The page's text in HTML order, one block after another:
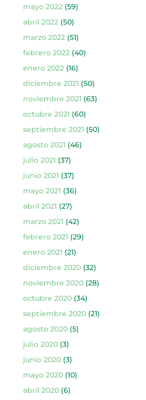
mayo 2022(59)
abril 2022(50)
marzo 2022(51)
febrero 2022(40)
enero 2022(16)
diciembre 2021 (50)
noviembre 2021 (63)
octubre 2021 (60)
septiembre 2021 (50)
agosto 2021 (46)
julio 2021 (37)
junio 2021 (37)
mayo 2021 (36)
abril 2021 (27)
marzo 2021 (42)
febrero 2021 (29)
enero 2021 (21)
diciembre 2020(32)
noviembre 2020(28)
octubre 2020(34)
septiembre 2020(21)
agosto 2020(5)
julio 2020(3)
junio 2020(3)
mayo 2020(10)
abril 2020(6)